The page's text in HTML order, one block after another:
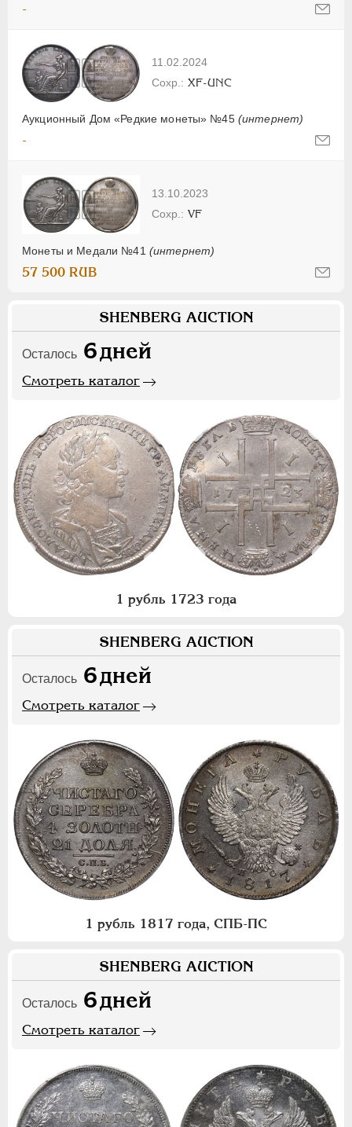
-
11.02.2024
Аукционный Дом «Редкие монеты» №45 (интернет)
XF-UNC
-
13.10.2023
Монеты и Медали №41 (интернет)
VF
57 500 RUB
SHENBERG AUCTION
Осталось 6дней
Смотреть каталог
1 рубль 1723 года
SHENBERG AUCTION
Осталось 6дней
Смотреть каталог
1 рубль 1817 года, СПБ-ПС
SHENBERG AUCTION
Осталось 6дней
Смотреть каталог